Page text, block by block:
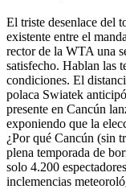
El triste desenlace del
existente entre el
rector de la WTA una
satisfecho. Hablan las
condiciones. El
polaca Swiatek
presente en Cancún
exponiendo que la
¿Por qué Cancún (sin
plena temporada de
solo 4.200
inclemencias